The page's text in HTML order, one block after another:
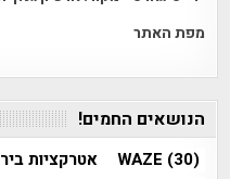
מפת האתר
הנושאים החמים!
WAZE (30) אטרקציות